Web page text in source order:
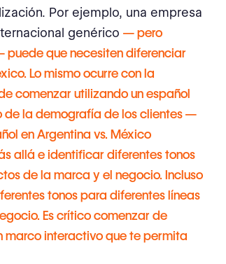
Por ejemplo, una empresa
genérico — pero
que necesiten diferenciar
Lo mismo ocurre con la
comenzar utilizando un español
la demografía de los clientes —
en Argentina vs. México
allá e identificar diferentes tonos
de la marca y el negocio. Incluso
tonos para diferentes líneas
Es crítico comenzar de
interactivo que te permita